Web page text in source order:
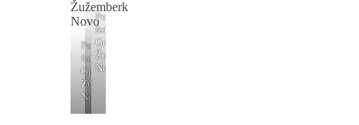
Poročni
fotograf
Grad
Žužemberk
Novo
Poročni
fotograf
Grad
Žužemberk
Novo